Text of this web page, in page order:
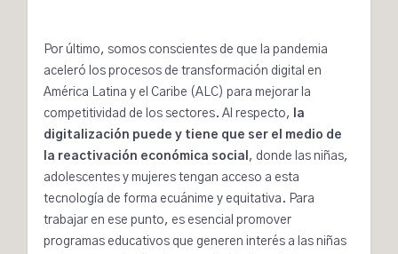
Por último, somos conscientes de que la pandemia
aceleró los procesos de transformación digital en
América Latina y el Caribe (ALC) para mejorar la
competitividad de los sectores. Al respecto,
la
digitalización puede y tiene que ser el medio de
la reactivación económica social , donde las niñas,
adolescentes y mujeres tengan acceso a esta
tecnología de forma ecuánime y equitativa. Para
trabajar en ese punto, es esencial promover
programas educativos que generen interés a las niñas